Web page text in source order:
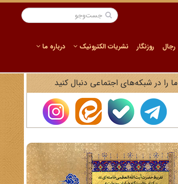
رجال روزنگار نشریات الکترونیک درباره ما
ما را در شبکه‌های اجتماعی دنبال کنید